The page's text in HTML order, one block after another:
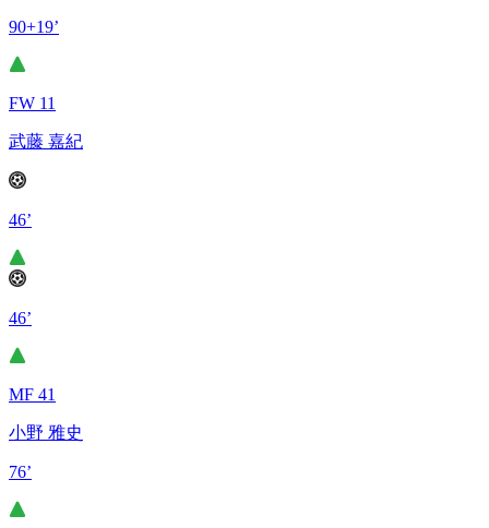
90+19’
FW 11
武藤 嘉紀
46’
46’
MF 41
小野 雅史
76’